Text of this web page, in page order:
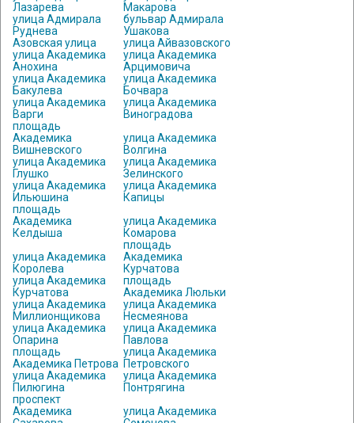
Лазарева
Макарова
улица Адмирала
Руднева
бульвар Адмирала
Ушакова
Азовская улица
улица Айвазовского
улица Академика
Анохина
улица Академика
Арцимовича
улица Академика
Бакулева
улица Академика
Бочвара
улица Академика
Варги
улица Академика
Виноградова
площадь
Академика
Вишневского
улица Академика
Волгина
улица Академика
Глушко
улица Академика
Зелинского
улица Академика
Ильюшина
улица Академика
Капицы
площадь
Академика
Келдыша
улица Академика
Комарова
улица Академика
Королева
площадь
Академика
Курчатова
улица Академика
Курчатова
площадь
Академика Люльки
улица Академика
Миллионщикова
улица Академика
Несмеянова
улица Академика
Опарина
улица Академика
Павлова
площадь
Академика Петрова
улица Академика
Петровского
улица Академика
Пилюгина
улица Академика
Понтрягина
проспект
Академика
улица Академика